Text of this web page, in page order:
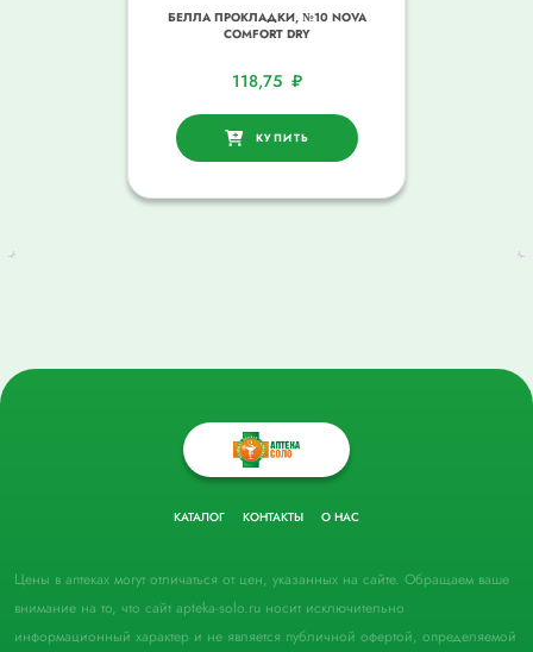
БЕЛЛА ПРОКЛАДКИ, №10 NOVA
COMFORT DRY
118,75 ₽
КУПИТЬ
КАТАЛОГ КОНТАКТЫ О НАС
Цены в аптеках могут отличаться от цен, указанных на сайте. Обращаем ваше
внимание на то, что сайт apteka-solo.ru носит исключительно
информационный характер и не является публичной офертой, определяемой